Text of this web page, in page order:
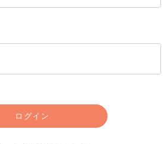
ログイン